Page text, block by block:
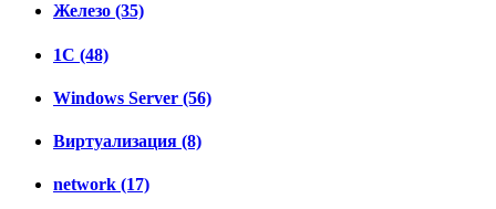
Железо (35)
1C (48)
Windows Server (56)
Виртуализация (8)
network (17)